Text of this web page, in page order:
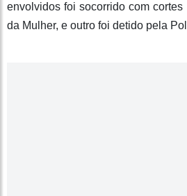
envolvidos foi socorrido com
da Mulher, e outro foi detido pela